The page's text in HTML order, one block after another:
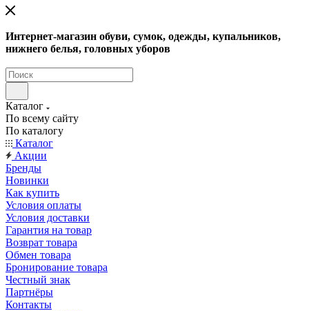
Интернет-магазин обуви, сумок, одежды, купальников,
нижнего белья, головных уборов
Каталог
По всему сайту
По каталогу
Каталог
Акции
Бренды
Новинки
Как купить
Условия оплаты
Условия доставки
Гарантия на товар
Возврат товара
Обмен товара
Бронирование товара
Честный знак
Партнёры
Контакты